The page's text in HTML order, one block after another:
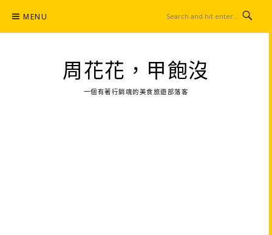
content
MENU
周花花，甲飽沒
一個有著行銷魂的美食旅遊部落客